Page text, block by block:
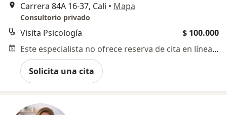
Carrera 84A 16-37, Cali • Mapa
Consultorio privado
Visita Psicología
$ 100.000
Este especialista no ofrece reserva de cita en línea en esta dirección.
Solicita una cita